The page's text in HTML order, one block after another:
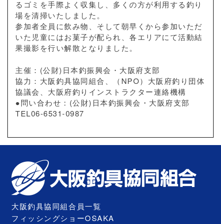
るゴミを手際よく収集し、多くの方が利用する釣り
場を清掃いたしました。
参加者全員に飲み物、そして朝早くから参加いただ
いた児童にはお菓子が配られ、各エリアにて活動結
果撮影を行い解散となりました。
主催：(公財)日本釣振興会・大阪府支部
協力：大阪釣具協同組合、（NPO）大阪府釣り団体
協議会、大阪府釣りインストラクター連絡機構
●問い合わせ：(公財)日本釣振興会・大阪府支部
TEL06-6531-0987
大阪釣具協同組合員一覧
フィッシングショーOSAKA